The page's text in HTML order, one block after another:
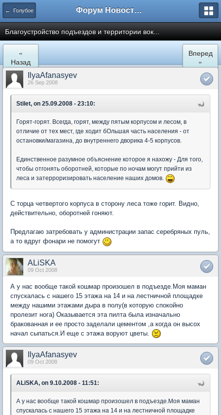
← Голубое Форум Новостройки
Благоустройство подъездов и территории вок...
«
Назад
Вперед
»
IlyaAfanasyev
26 Sep 2008
Stilet, on 25.09.2008 - 23:10:
Горят-горят. Всегда, горят, между пятым корпусом и лесом, в
отличие от тех мест, где ходит бОльшая часть населения - от
остановки/магазина, до внутреннего дворика 4-5 корпусов.
Единственное разумное объяснение которое я нахожу - Для того,
чтобы отгонять оборотней, которые по ночам могут прийти из
леса и затерроризировать население наших домов.
С торца четвертого корпуса в сторону леса тоже горит. Видно,
действительно, оборотней гоняют.
Предлагаю затребовать у администрации запас серебряных пуль,
а то вдруг фонари не помогут
ALiSKA
09 Oct 2008
А у нас вообще такой кошмар произошел в подъезде.Моя маман
спускалась с нашего 15 этажа на 14 и на лестничной площадке
между нашими этажами дыра в полу(в которую спокойно
пролезит нога) Оказывается эта пилта была изначально
бракованная и ее просто заделали цементом ,а когда он высох
начал сыпаться.И еще с этажа воруют цветы.
IlyaAfanasyev
09 Oct 2008
ALiSKA, on 9.10.2008 - 11:51:
А у нас вообще такой кошмар произошел в подъезде.Моя маман
спускалась с нашего 15 этажа на 14 и на лестничной площадке